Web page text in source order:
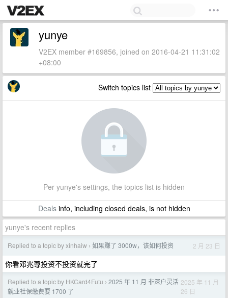
yunye
V2EX member #169856, joined on 2016-04-21 11:31:02
+08:00
Switch topics list
Per yunye's settings, the topics list is hidden
Dealsinfo, including closed deals, is not hidden
yunye's recent replies
Replied to a topic by xinhaiw › 如果赚了 3000w，该如何投资 2 月 23 日
你看邓兆尊投资不投资就完了
Replied to a topic by HKCard4Futu › 2025 年 11 月 非深户灵活
就业社保缴费要 1700 了
2025 年 11 月
26 日